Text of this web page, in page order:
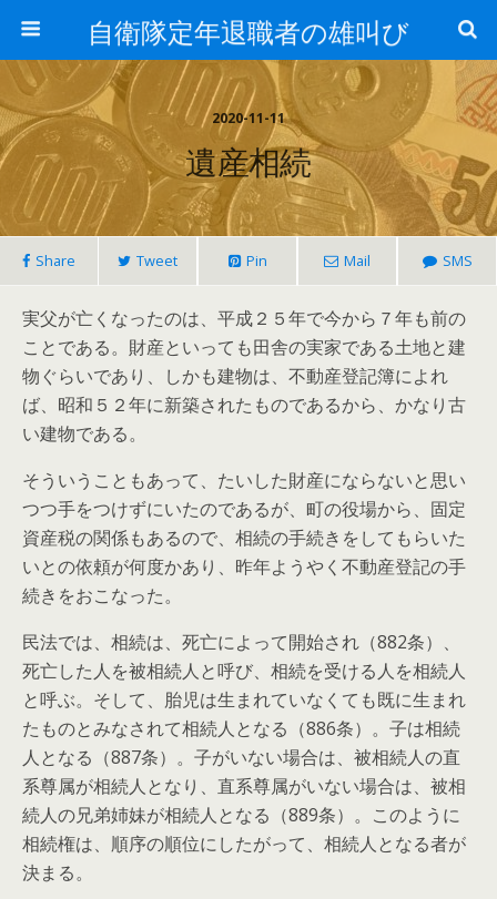
自衛隊定年退職者の雄叫び
2020-11-11
遺産相続
Share Tweet Pin Mail SMS
実父が亡くなったのは、平成２５年で今から７年も前の
ことである。財産といっても田舎の実家である土地と建
物ぐらいであり、しかも建物は、不動産登記簿によれ
ば、昭和５２年に新築されたものであるから、かなり古
い建物である。
そういうこともあって、たいした財産にならないと思い
つつ手をつけずにいたのであるが、町の役場から、固定
資産税の関係もあるので、相続の手続きをしてもらいた
いとの依頼が何度かあり、昨年ようやく不動産登記の手
続きをおこなった。
民法では、相続は、死亡によって開始され（882条）、
死亡した人を被相続人と呼び、相続を受ける人を相続人
と呼ぶ。そして、胎児は生まれていなくても既に生まれ
たものとみなされて相続人となる（886条）。子は相続
人となる（887条）。子がいない場合は、被相続人の直
系尊属が相続人となり、直系尊属がいない場合は、被相
続人の兄弟姉妹が相続人となる（889条）。このように
相続権は、順序の順位にしたがって、相続人となる者が
決まる。